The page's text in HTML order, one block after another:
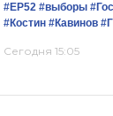
#ЕР52 #выборы
#Костин #Кавинов
Сегодня 15:05